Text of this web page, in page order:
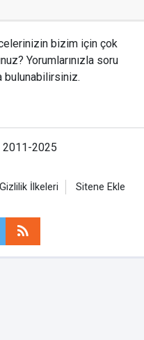
bizim için çok
Yorumlarınızla soru
bulunabilirsiniz.
2025
Gizlilik İlkeleri Sitene Ekle